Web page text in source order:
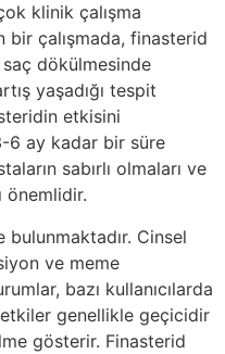
klinik çalışma
bir çalışmada, finasterid
saç dökülmesinde
yaşadığı tespit
etkisini
6 ay kadar bir süre
sabırlı olmaları ve
önemlidir.
Cinsel
ve meme
bazı kullanıcılarda
genellikle geçicidir
gösterir. Finasterid